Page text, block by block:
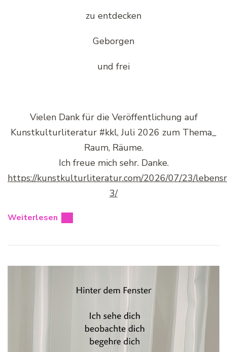
zu entdecken
Geborgen
und frei
Vielen Dank für die Veröffentlichung auf
Kunstkulturliteratur #kkl, Juli 2026 zum Thema_
Raum, Räume.
Ich freue mich sehr. Danke.
https://kunstkulturliteratur.com/2026/07/23/
3/
Weiterlesen